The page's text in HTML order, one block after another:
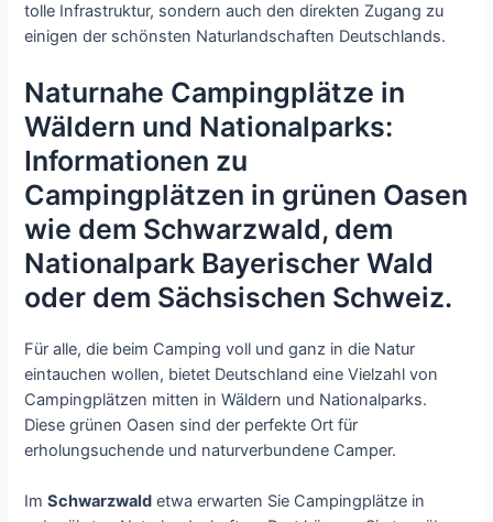
tolle Infrastruktur, sondern auch den direkten Zugang zu
einigen der schönsten Naturlandschaften Deutschlands.
Naturnahe Campingplätze in
Wäldern und Nationalparks:
Informationen zu
Campingplätzen in grünen Oasen
wie dem Schwarzwald, dem
Nationalpark Bayerischer Wald
oder dem Sächsischen Schweiz.
Für alle, die beim Camping voll und ganz in die Natur
eintauchen wollen, bietet Deutschland eine Vielzahl von
Campingplätzen mitten in Wäldern und Nationalparks.
Diese grünen Oasen sind der perfekte Ort für
erholungsuchende und naturverbundene Camper.
ImSchwarzwald etwa erwarten Sie Campingplätze in